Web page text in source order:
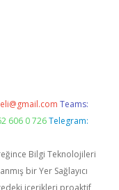
Teams:
606 0 726 Telegram:
Bilgi Teknolojileri
bir Yer Sağlayıcı
içerikleri proaktif